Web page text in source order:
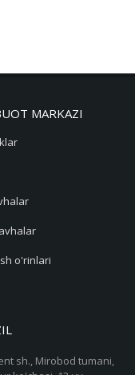
MARKAZI
o'rinlari
sh., Mirobod tumani,